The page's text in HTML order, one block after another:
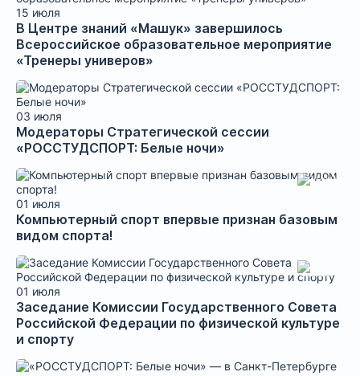
15 июля
В Центре знаний «Машук» завершилось
Всероссийское образовательное мероприятие
«Тренеры универов»
03 июля
Модераторы Стратегической сессии
«РОССТУДСПОРТ: Белые ночи»
01 июля
Компьютерный спорт впервые признан базовым
видом спорта!
01 июля
Заседание Комиссии Государственного Совета
Российской Федерации по физической культуре
и спорту